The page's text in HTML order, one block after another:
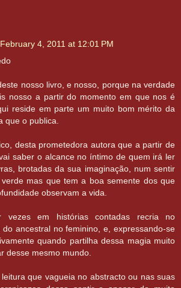
February 4, 2011 at 12:01 PM
nosso livro, e nosso, porque na verdade
nosso a partir do momento em que nos é
reside em parte um muito bom mérito da
que o publica.
desta prometedora autora que a partir de
saber o alcance no íntimo de quem irá ler
brotadas da sua imaginação, num sentir
mas que tem a boa semente dos que
observam a vida.
vezes em histórias contadas recria no
do ancestral no feminino, e, expressando-se
quando partilha dessa magia muito
desse mesmo mundo.
que vagueia no abstracto ou nas suas